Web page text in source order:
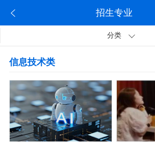
招生专业
分类
信息技术类